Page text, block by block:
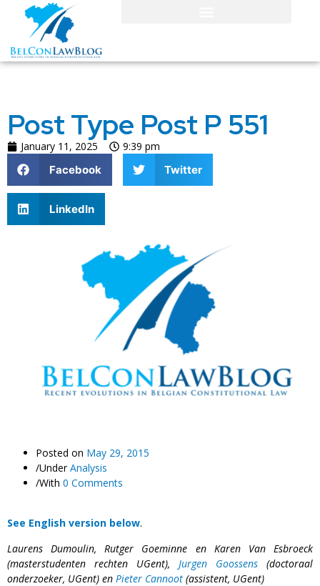
Post Type Post P 551
January 11, 2025
9:39 pm
Facebook
Twitter
LinkedIn
Posted on May 29, 2015
/UnderAnalysis
/With 0 Comments
See English version below.
Laurens Dumoulin, Rutger Goeminne en Karen Van Esbroeck
(masterstudenten rechten UGent), Jurgen Goossens
(doctoraal
onderzoeker, UGent) en Pieter Cannoot (assistent, UGent)